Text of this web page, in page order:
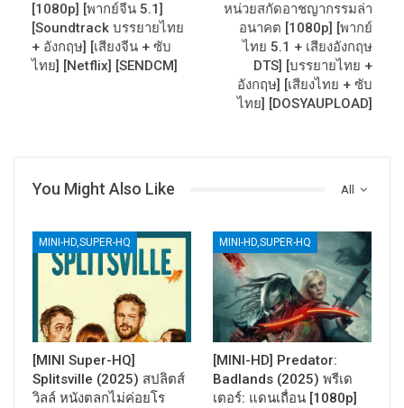
[1080p] [พากย์จีน 5.1]
[Soundtrack บรรยายไทย
+ อังกฤษ] [เสียงจีน + ซับ
ไทย] [Netflix] [SENDCM]
หน่วยสกัดอาชญากรรมล่า
อนาคต [1080p] [พากย์
ไทย 5.1 + เสียงอังกฤษ
DTS] [บรรยายไทย +
อังกฤษ] [เสียงไทย + ซับ
ไทย] [DOSYAUPLOAD]
All
You Might Also Like
MINI-HD,SUPER-HQ
[MINI Super-HQ]
Splitsville (2025) สปลิตส์
วิลล์ หนังตลกไม่ค่อยโร
MINI-HD,SUPER-HQ
[MINI-HD] Predator:
Badlands (2025) พรีเด
เตอร์: แดนเถื่อน [1080p]